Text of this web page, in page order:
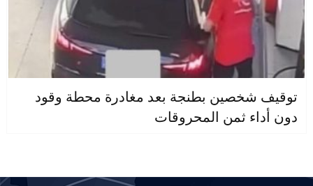
توقيف شخصين بطنجة بعد مغادرة محطة وقود
دون أداء ثمن المحروقات